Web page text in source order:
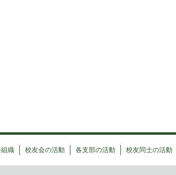
織 校友会の活動 各支部の活動 校友同士の活動